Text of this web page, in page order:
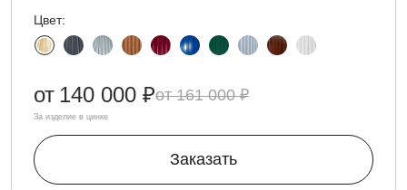
Цвет:
161 000 ₽
от 140 000 ₽
За изделие в цинке
Заказать